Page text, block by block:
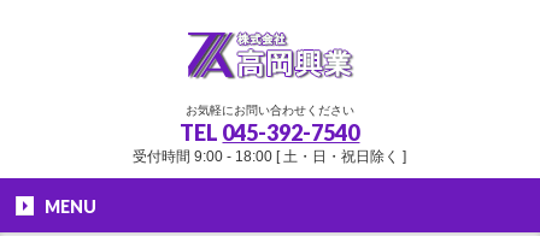
お気軽にお問い合わせください
TEL 045-392-7540
受付時間 9:00 - 18:00 [ 土・日・祝日除く ]
MENU